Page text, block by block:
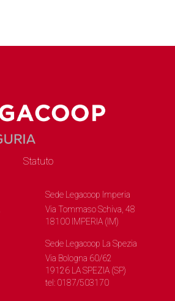
Statuto
Sede Legacoop Imperia
Via Tommaso Schiva, 48
18100 IMPERIA (IM)
Sede Legacoop La Spezia
Via Bologna 60/62
19126 LA SPEZIA (SP)
tel: 0187/503170